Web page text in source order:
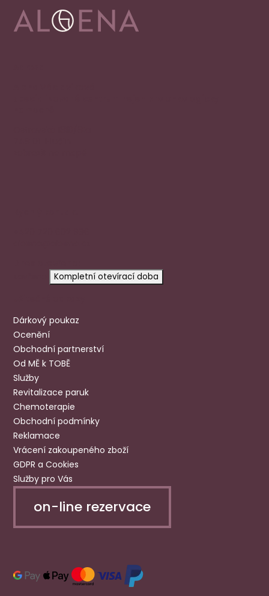
Kompletní otevírací doba
Dárkový poukaz
Ocenění
Obchodní partnerství
Od MĚ k TOBĚ
Služby
Revitalizace paruk
Chemoterapie
Obchodní podmínky
Reklamace
Vrácení zakoupeného zboží
GDPR a Cookies
Služby pro Vás
on-line rezervace